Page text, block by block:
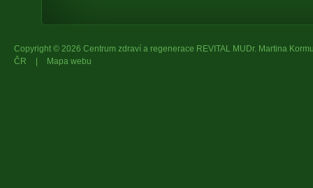
Copyright © 2026 Centrum zdraví a regenerace REVITAL MUDr. Martina
ČR
| Mapa webu